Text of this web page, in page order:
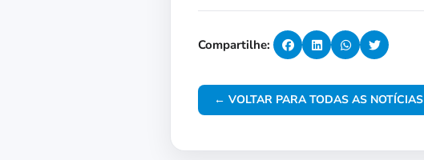
Compartilhe:
← VOLTAR PARA TODAS AS NOTÍCIAS